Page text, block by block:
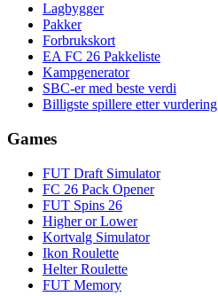
Lagbygger
Pakker
Forbrukskort
EA FC 26 Pakkeliste
Kampgenerator
SBC-er med beste verdi
Billigste spillere etter vurdering
Games
FUT Draft Simulator
FC 26 Pack Opener
FUT Spins 26
Higher or Lower
Kortvalg Simulator
Ikon Roulette
Helter Roulette
FUT Memory